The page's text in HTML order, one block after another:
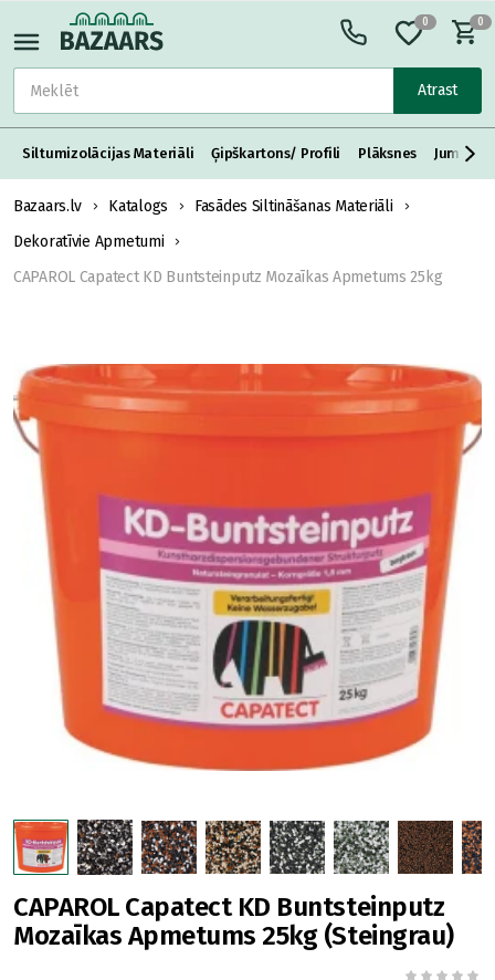
Atrast
0 0
Siltumizolācijas Materiāli Ģipškartons/ Profili Plāksnes Jumta
Bazaars.lv Katalogs
Fasādes Siltināšanas Materiāli
Dekoratīvie Apmetumi
CAPAROL Capatect KD Buntsteinputz Mozaīkas Apmetums 25kg
CAPAROL Capatect KD Buntsteinputz
Mozaīkas Apmetums 25kg (Steingrau)